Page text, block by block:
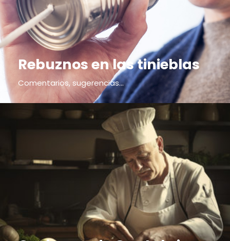
Rebuznos en las tinieblas
Comentarios, sugerencias...